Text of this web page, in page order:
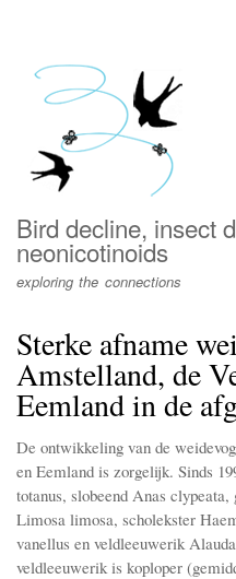
menu
Bird decline, insect
neonicotinoids
exploring the connections
Sterke afname
Amstelland, de
Eemland in de
De ontwikkeling van de
en Eemland is zorgelijk. Sinds
totanus, slobeend Anas
Limosa limosa, scholekster
vanellus en veldleeuwerik
veldleeuwerik is koploper